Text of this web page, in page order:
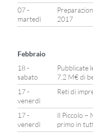
07 -
martedì
2017
Febbraio
18 -
sabato
Pubblicate
7,2 M€ di
17 -
venerdì
Reti di
17 -
venerdì
Il Piccolo –
primo in